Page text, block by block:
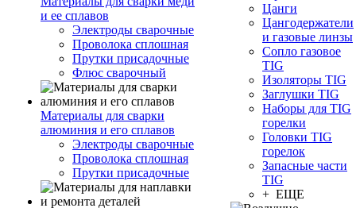
и ее сплавов
Электроды сварочные
Проволока сплошная
Прутки присадочные
Флюс сварочный
Материалы для сварки
алюминия и его сплавов
Электроды сварочные
Проволока сплошная
Прутки присадочные
Цанги
Цангодержатели
и газовые линзы
Сопло газовое
TIG
Изоляторы TIG
Заглушки TIG
Наборы для TIG
горелки
Головки TIG
горелок
Запасные части
TIG
+ ЕЩЕ